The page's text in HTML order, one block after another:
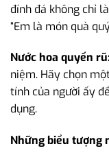
đính đá không chỉ
“Em là món quà
Nước hoa quyến rũ:
niệm. Hãy chọn
tính của người ấy
dụng.
Những biểu tượng